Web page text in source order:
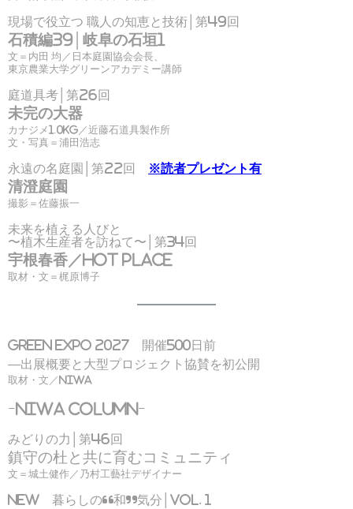
現場で役立つ 職人の知恵と技術│第49回
石積編39│岐阜の石垣1
文＝内田 均／日本庭園協会会長、
東京農業大学グリーンアカデミー講師
庭道具考│第26回
未完の大器
カナジメ1.0kg／近藤石道具製作所
文・写真＝浦田浩志
永遠の名庭園│第22回 ※読者プレゼント有
清澄庭園
撮影＝佐藤振一
未来を植える人びと
〜植木生産者を訪ねて〜│第34回
宇根春香／HOT PLACE
取材・文＝梶原博子
GREEN EXPO 2027 開催500日前
―出展概要と大型プロジェクト協賛を初公開
取材・文／niwa
ｰNIWA COLUMNｰ
みどりの力│第46回
鎮守の杜と共に育むコミュニティ
文＝城土健作／乃村工藝社デザイナー
NEW 暮らしの“和”気分│VOL. 1